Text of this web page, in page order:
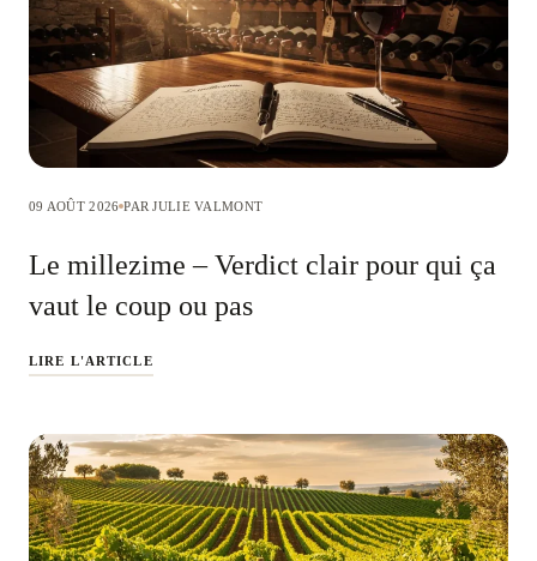
09 AOÛT 2026 PAR JULIE VALMONT
Le millezime – Verdict clair pour qui ça
vaut le coup ou pas
LIRE L'ARTICLE